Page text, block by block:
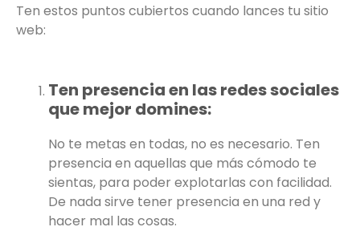
Ten estos puntos cubiertos cuando lances tu sitio
web:
Ten presencia en las redes sociales
que mejor domines:
No te metas en todas, no es necesario. Ten
presencia en aquellas que más cómodo te
sientas, para poder explotarlas con facilidad.
De nada sirve tener presencia en una red y
hacer mal las cosas.